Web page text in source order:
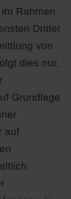
Rahmen
Dritter
von
dies nur,
Grundlage
auf